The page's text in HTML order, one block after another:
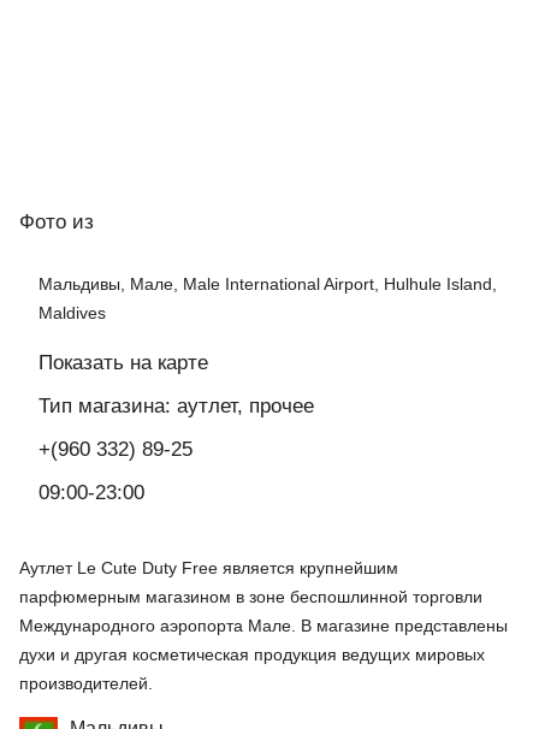
Фото из
Мальдивы, Мале, Male International Airport, Hulhule Island,
Maldives
Показать на карте
Тип магазина: аутлет, прочее
+(960 332) 89-25
09:00-23:00
Аутлет Le Cute Duty Free является крупнейшим
парфюмерным магазином в зоне беспошлинной торговли
Международного аэропорта Мале. В магазине представлены
духи и другая косметическая продукция ведущих мировых
производителей.